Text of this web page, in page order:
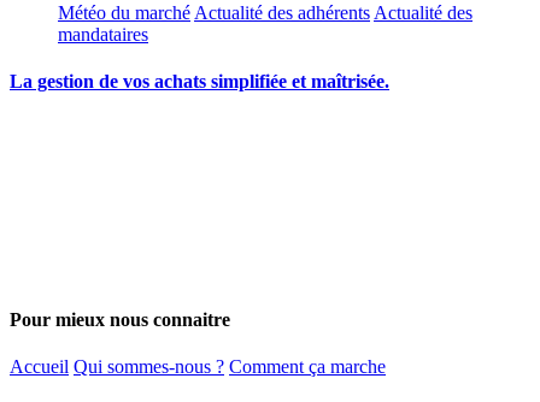
Météo du marché Actualité des adhérents Actualité des
mandataires
La gestion de vos achats simplifiée et maîtrisée.
Pour mieux nous connaitre
Accueil Qui sommes-nous ? Comment ça marche